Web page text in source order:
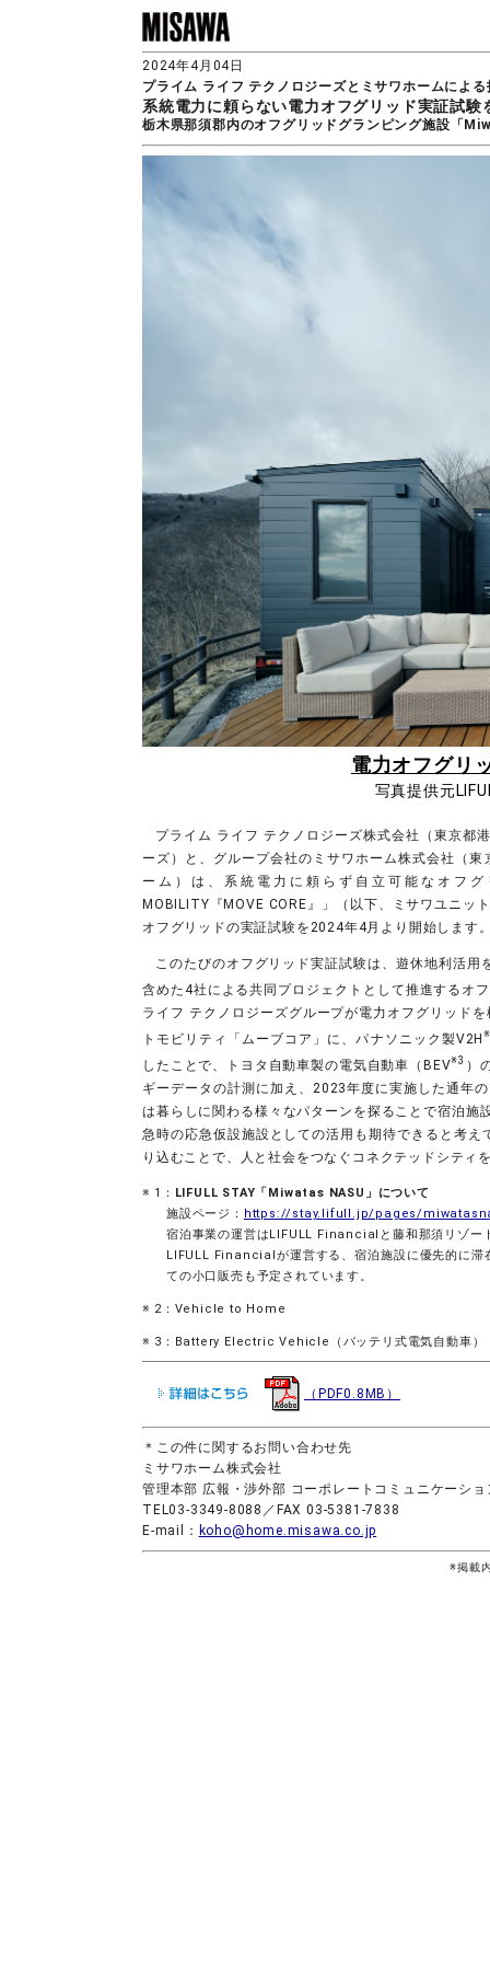
2024年4月04日
プライム ライフ テクノロジーズとミサワホームによる
系統電力に頼らない電力オフグリッド実証試験
栃木県那須郡内のオフグリッドグランピング施設「
電力オフグリ
写真提供元
プライム ライフ テクノロジーズ株式会社（東京都
ーズ）と、グループ会社のミサワホーム株式会社（
ーム）は、系統電力に頼らず自立可能なオフ
MOBILITY『MOVE CORE』」（以下、ミサワユニッ
オフグリッドの実証試験を2024年4月より開始します
このたびのオフグリッド実証試験は、遊休地利活
含めた4社による共同プロジェクトとして推進するオ
ライフ テクノロジーズグループが電力オフグリッド
トモビリティ「ムーブコア」に、パナソニック製V2H
したことで、トヨタ自動車製の電気自動車（BEV※3 ）
ギーデータの計測に加え、2023年度に実施した通年
は暮らしに関わる様々なパターンを探ることで宿泊
急時の応急仮設施設としての活用も期待できると考
り込むことで、人と社会をつなぐコネクテッドシティ
1： LIFULL STAY「Miwatas NASU」について
施設ページ： https://stay.lifull.jp/pages/
宿泊事業の運営はLIFULL Financialと藤和那須リゾー
LIFULL Financialが運営する、宿泊施設に優先的に滞
ての小口販売も予定されています。
2：Vehicle to Home
3：Battery Electric Vehicle（バッテリ式電気自動車）
（PDF0.8MB）
＊この件に関するお問い合わせ先
ミサワホーム株式会社
管理本部 広報・渉外部 コーポレートコミュニケーシ
TEL03-3349-8088／FAX 03-5381-7838
E-mail： koho@home.misawa.co.jp
※掲載